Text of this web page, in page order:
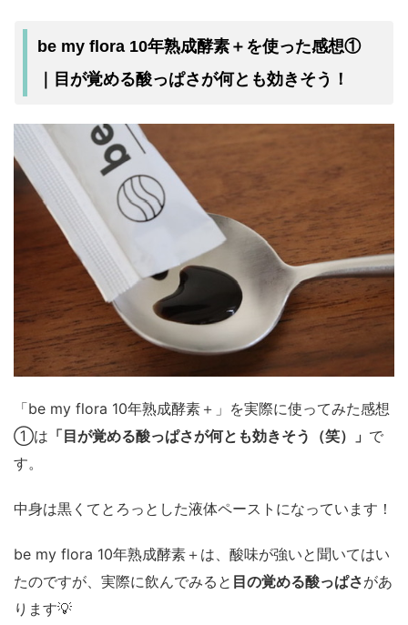
be my flora 10年熟成酵素＋を使った感想①
｜目が覚める酸っぱさが何とも効きそう！
「be my flora 10年熟成酵素＋」を実際に使ってみた感想
①は 「目が覚める酸っぱさが何とも効きそう（笑）」 で
す。
中身は黒くてとろっとした液体ペーストになっています！
be my flora 10年熟成酵素＋は、酸味が強いと聞いてはい
たのですが、実際に飲んでみると 目の覚める酸っぱさがあ
ります💡